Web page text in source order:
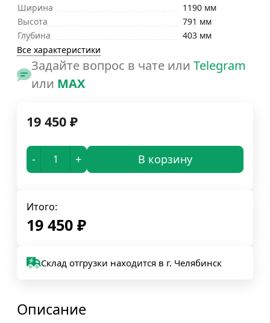
Ширина
1190 мм
Высота
791 мм
Глубина
403 мм
Все характеристики
Задайте вопрос в чате или Telegram
или MAX
19 450 ₽
- + В корзину
Итого:
19 450 ₽
Склад отгрузки находится в г. Челябинск
Описание